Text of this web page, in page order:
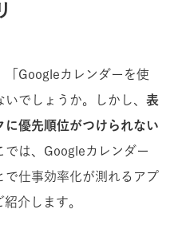
「Googleカレンダーを使
でしょうか。しかし、 表
優先順位がつけられない
は、Googleカレンダー
で仕事効率化が測れるアプ
介します。